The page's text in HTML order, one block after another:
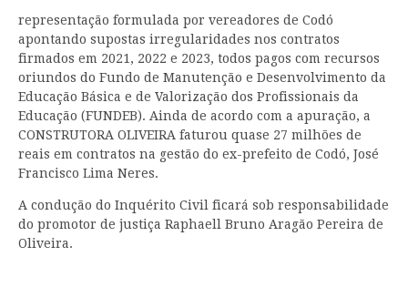
representação formulada por vereadores de Codó
apontando supostas irregularidades nos contratos
firmados em 2021, 2022 e 2023, todos pagos com recursos
oriundos do Fundo de Manutenção e Desenvolvimento da
Educação Básica e de Valorização dos Profissionais da
Educação (FUNDEB). Ainda de acordo com a apuração, a
CONSTRUTORA OLIVEIRA faturou quase 27 milhões de
reais em contratos na gestão do ex-prefeito de Codó, José
Francisco Lima Neres.
A condução do Inquérito Civil ficará sob responsabilidade
do promotor de justiça Raphaell Bruno Aragão Pereira de
Oliveira.